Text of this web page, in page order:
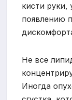
кисти руки,
появлению
Не все
Иногда